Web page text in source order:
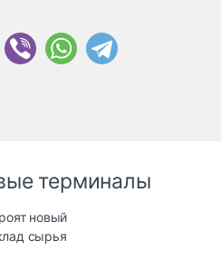
терминалы
новый
сырья